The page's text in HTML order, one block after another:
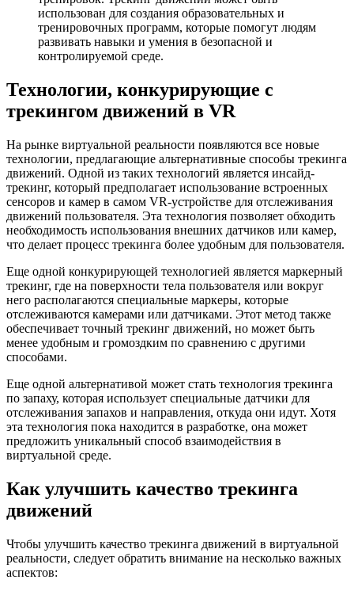
использован для создания образовательных и
тренировочных программ, которые помогут людям
развивать навыки и умения в безопасной и
контролируемой среде.
Технологии, конкурирующие с
трекингом движений в VR
На рынке виртуальной реальности появляются все новые
технологии, предлагающие альтернативные способы трекинга
движений. Одной из таких технологий является инсайд-
трекинг, который предполагает использование встроенных
сенсоров и камер в самом VR-устройстве для отслеживания
движений пользователя. Эта технология позволяет обходить
необходимость использования внешних датчиков или камер,
что делает процесс трекинга более удобным для пользователя.
Еще одной конкурирующей технологией является маркерный
трекинг, где на поверхности тела пользователя или вокруг
него располагаются специальные маркеры, которые
отслеживаются камерами или датчиками. Этот метод также
обеспечивает точный трекинг движений, но может быть
менее удобным и громоздким по сравнению с другими
способами.
Еще одной альтернативой может стать технология трекинга
по запаху, которая использует специальные датчики для
отслеживания запахов и направления, откуда они идут. Хотя
эта технология пока находится в разработке, она может
предложить уникальный способ взаимодействия в
виртуальной среде.
Как улучшить качество трекинга
движений
Чтобы улучшить качество трекинга движений в виртуальной
реальности, следует обратить внимание на несколько важных
аспектов: